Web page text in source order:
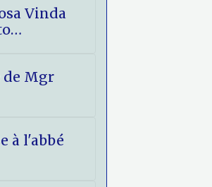
Vinda
de Mgr
à l'abbé